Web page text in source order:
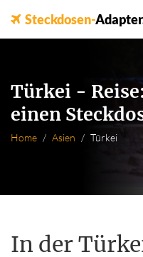
Steckdosen-
Türkei -
einen
Home Asien Türkei
In der